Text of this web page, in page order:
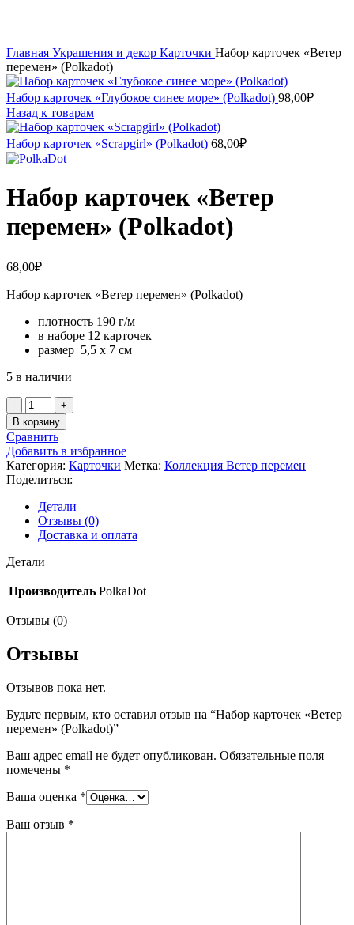
Главная Украшения и декор Карточки Набор карточек «Ветер
перемен» (Polkadot)
Набор карточек «Глубокое синее море» (Polkadot) 98,00₽
Назад к товарам
Набор карточек «Scrapgirl» (Polkadot) 68,00₽
Набор карточек «Ветер
перемен» (Polkadot)
68,00₽
Набор карточек «Ветер перемен» (Polkadot)
плотность 190 г/м
в наборе 12 карточек
размер 5,5 х 7 см
5 в наличии
Количество
товара
Набор
карточек
«Ветер
перемен»
(Polkadot)
В корзину
Сравнить
Добавить в избранное
Категория: Карточки Метка: Коллекция Ветер перемен
Поделиться:
Детали
Отзывы (0)
Доставка и оплата
Детали
Производитель PolkaDot
Отзывы (0)
Отзывы
Отзывов пока нет.
Будьте первым, кто оставил отзыв на “Набор карточек «Ветер
перемен» (Polkadot)”
Ваш адрес email не будет опубликован. Обязательные поля
помечены *
Ваша оценка *
Ваш отзыв *